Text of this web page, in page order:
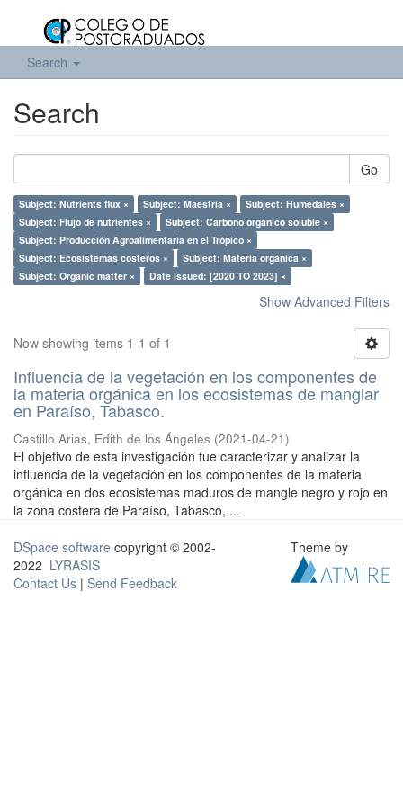
Search
Search
Go
Subject: Nutrients flux × Subject: Maestría ×
Subject: Humedales ×
Subject: Flujo de nutrientes ×
Subject: Carbono orgánico soluble ×
Subject: Producción Agroalimentaria en el Trópico ×
Subject: Ecosistemas costeros ×
Subject: Materia orgánica ×
Subject: Organic matter ×
Date issued: [2020 TO 2023] ×
Show Advanced Filters
Now showing items 1-1 of 1
Influencia de la vegetación en los componentes de
la materia orgánica en los ecosistemas de manglar
en Paraíso, Tabasco.
Castillo Arias, Edith de los Ángeles (2021-04-21)
El objetivo de esta investigación fue caracterizar y analizar la
influencia de la vegetación en los componentes de la materia
orgánica en dos ecosistemas maduros de mangle negro y rojo en
la zona costera de Paraíso, Tabasco, ...
DSpace software copyright © 2002-
2022 LYRASIS
Contact Us | Send Feedback
Theme by